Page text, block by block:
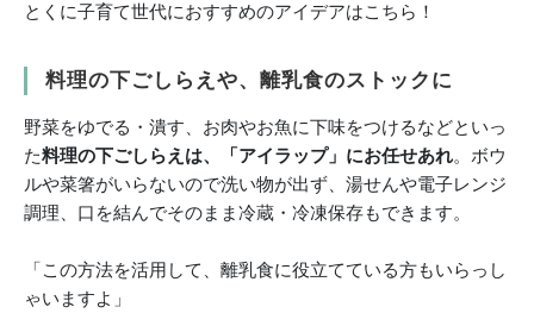
とくに子育て世代におすすめのアイデアはこちら！
料理の下ごしらえや、離乳食のストックに
野菜をゆでる・潰す、お肉やお魚に下味をつけるなどといっ
た料理の下ごしらえは、「アイラップ」にお任せあれ。ボウ
ルや菜箸がいらないので洗い物が出ず、湯せんや電子レンジ
調理、口を結んでそのまま冷蔵・冷凍保存もできます。
「この方法を活用して、離乳食に役立てている方もいらっし
ゃいますよ」